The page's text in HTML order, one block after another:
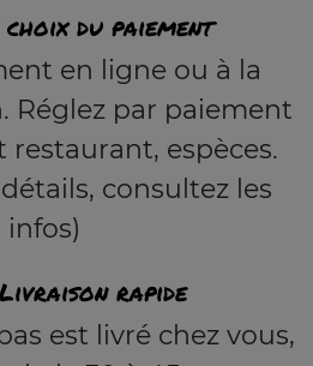
choix du paiement
en ligne ou à la
Réglez par paiement
restaurant, espèces.
consultez les
infos)
Livraison rapide
est livré chez vous,